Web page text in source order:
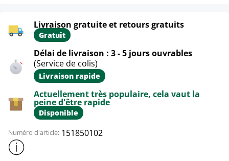
Livraison gratuite et retours gratuits
Gratuit
Délai de livraison : 3 - 5 jours ouvrables
(Service de colis)
Livraison rapide
Actuellement très populaire, cela vaut la
peine d'être rapide
Disponible
Numéro d'article: 151850102
Afficher plus d'informations sur le produit